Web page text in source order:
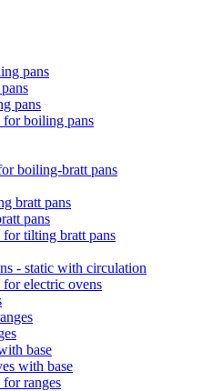
pans
pans
for boiling pans
boiling-bratt pans
bratt pans
pans
for tilting bratt pans
- static with circulation
for electric ovens
base
with base
for ranges